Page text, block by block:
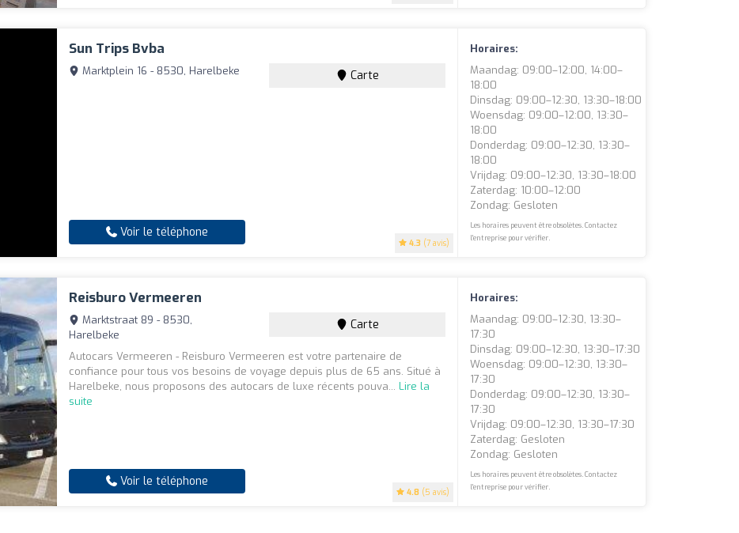
Sun Trips Bvba
4.3 (7 avis)
Marktplein 16 - 8530, Harelbeke Carte
Voir le téléphone
Horaires:
Maandag: 09:00–12:00, 14:00–
18:00
Dinsdag: 09:00–12:30, 13:30–18:00
Woensdag: 09:00–12:00, 13:30–
18:00
Donderdag: 09:00–12:30, 13:30–
18:00
Vrijdag: 09:00–12:30, 13:30–18:00
Zaterdag: 10:00–12:00
Zondag: Gesloten
Les horaires peuvent être obsolètes. Contactez
l'entreprise pour vérifier.
Reisburo Vermeeren
4.8 (5 avis)
Marktstraat 89 - 8530,
Harelbeke
Carte
Autocars Vermeeren - Reisburo Vermeeren est votre partenaire de
confiance pour tous vos besoins de voyage depuis plus de 65 ans. Situé à
Harelbeke, nous proposons des autocars de luxe récents pouva...Lire la
suite
Voir le téléphone
Horaires:
Maandag: 09:00–12:30, 13:30–
17:30
Dinsdag: 09:00–12:30, 13:30–17:30
Woensdag: 09:00–12:30, 13:30–
17:30
Donderdag: 09:00–12:30, 13:30–
17:30
Vrijdag: 09:00–12:30, 13:30–17:30
Zaterdag: Gesloten
Zondag: Gesloten
Les horaires peuvent être obsolètes. Contactez
l'entreprise pour vérifier.